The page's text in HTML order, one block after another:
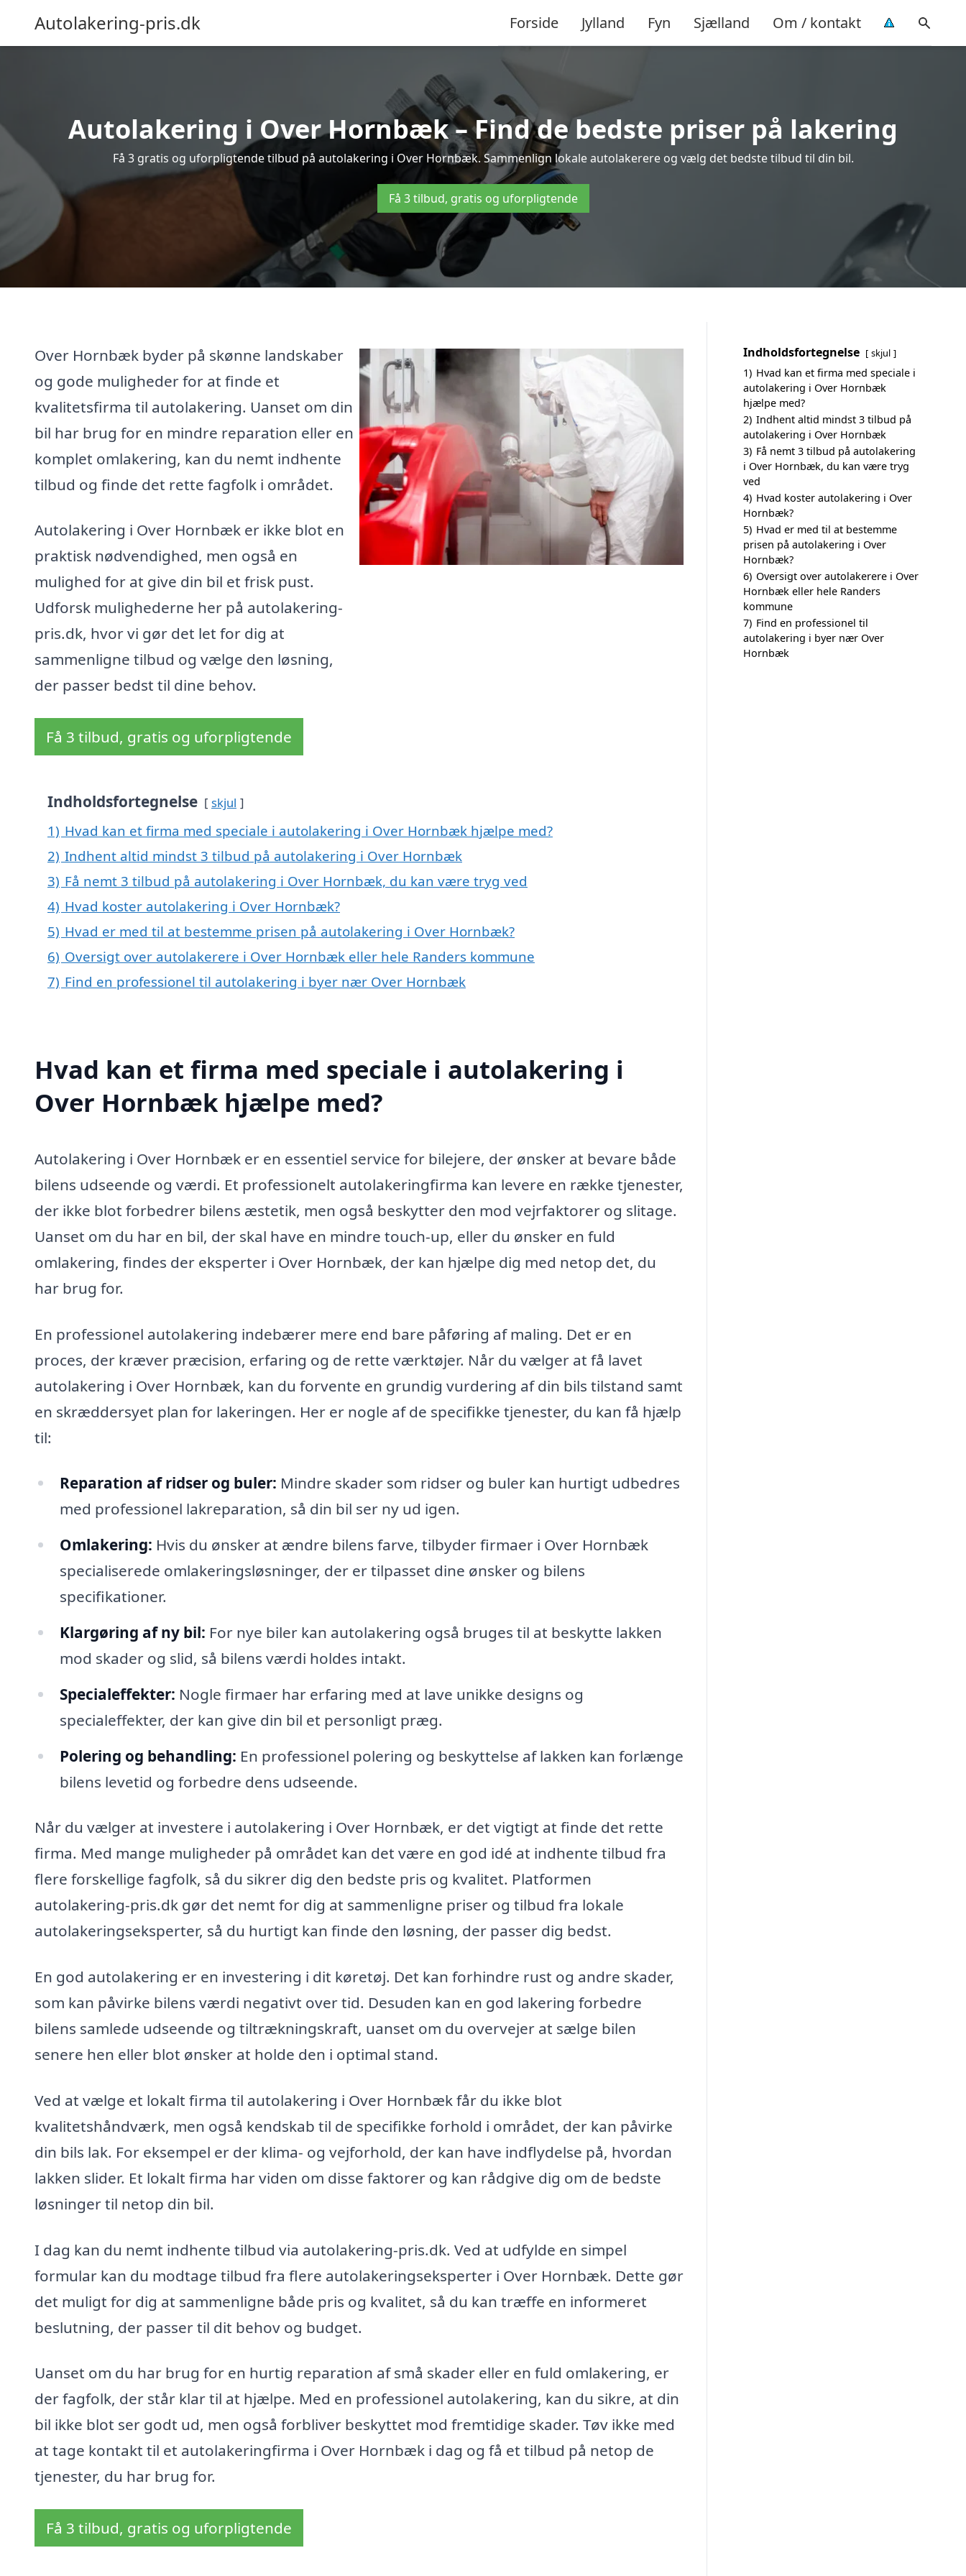
Autolakering-pris.dk Forside Jylland Fyn Sjælland Om / kontakt
Autolakering i Over Hornbæk – Find de bedste priser på lakering
Få 3 gratis og uforpligtende tilbud på autolakering i Over Hornbæk. Sammenlign lokale autolakerere og vælg det bedste tilbud til din bil.
Få 3 tilbud, gratis og uforpligtende
Over Hornbæk byder på skønne landskaber
og gode muligheder for at finde et
kvalitetsfirma til autolakering. Uanset om din
bil har brug for en mindre reparation eller en
komplet omlakering, kan du nemt indhente
tilbud og finde det rette fagfolk i området.
Autolakering i Over Hornbæk er ikke blot en
praktisk nødvendighed, men også en
mulighed for at give din bil et frisk pust.
Udforsk mulighederne her på autolakering-
pris.dk, hvor vi gør det let for dig at
sammenligne tilbud og vælge den løsning,
der passer bedst til dine behov.
Få 3 tilbud, gratis og uforpligtende
Indholdsfortegnelse skjul
1) Hvad kan et firma med speciale i autolakering i Over Hornbæk hjælpe med?
2) Indhent altid mindst 3 tilbud på autolakering i Over Hornbæk
3) Få nemt 3 tilbud på autolakering i Over Hornbæk, du kan være tryg ved
4) Hvad koster autolakering i Over Hornbæk?
5) Hvad er med til at bestemme prisen på autolakering i Over Hornbæk?
6) Oversigt over autolakerere i Over Hornbæk eller hele Randers kommune
7) Find en professionel til autolakering i byer nær Over Hornbæk
Hvad kan et firma med speciale i autolakering i
Over Hornbæk hjælpe med?
Autolakering i Over Hornbæk er en essentiel service for bilejere, der ønsker at bevare både
bilens udseende og værdi. Et professionelt autolakeringfirma kan levere en række tjenester,
der ikke blot forbedrer bilens æstetik, men også beskytter den mod vejrfaktorer og slitage.
Uanset om du har en bil, der skal have en mindre touch-up, eller du ønsker en fuld
omlakering, findes der eksperter i Over Hornbæk, der kan hjælpe dig med netop det, du
har brug for.
En professionel autolakering indebærer mere end bare påføring af maling. Det er en
proces, der kræver præcision, erfaring og de rette værktøjer. Når du vælger at få lavet
autolakering i Over Hornbæk, kan du forvente en grundig vurdering af din bils tilstand samt
en skræddersyet plan for lakeringen. Her er nogle af de specifikke tjenester, du kan få hjælp
til:
Reparation af ridser og buler: Mindre skader som ridser og buler kan hurtigt udbedres
med professionel lakreparation, så din bil ser ny ud igen.
Omlakering: Hvis du ønsker at ændre bilens farve, tilbyder firmaer i Over Hornbæk
specialiserede omlakeringsløsninger, der er tilpasset dine ønsker og bilens
specifikationer.
Klargøring af ny bil: For nye biler kan autolakering også bruges til at beskytte lakken
mod skader og slid, så bilens værdi holdes intakt.
Specialeffekter: Nogle firmaer har erfaring med at lave unikke designs og
specialeffekter, der kan give din bil et personligt præg.
Polering og behandling: En professionel polering og beskyttelse af lakken kan forlænge
bilens levetid og forbedre dens udseende.
Når du vælger at investere i autolakering i Over Hornbæk, er det vigtigt at finde det rette
firma. Med mange muligheder på området kan det være en god idé at indhente tilbud fra
flere forskellige fagfolk, så du sikrer dig den bedste pris og kvalitet. Platformen
autolakering-pris.dk gør det nemt for dig at sammenligne priser og tilbud fra lokale
autolakeringseksperter, så du hurtigt kan finde den løsning, der passer dig bedst.
En god autolakering er en investering i dit køretøj. Det kan forhindre rust og andre skader,
som kan påvirke bilens værdi negativt over tid. Desuden kan en god lakering forbedre
bilens samlede udseende og tiltrækningskraft, uanset om du overvejer at sælge bilen
senere hen eller blot ønsker at holde den i optimal stand.
Ved at vælge et lokalt firma til autolakering i Over Hornbæk får du ikke blot
kvalitetshåndværk, men også kendskab til de specifikke forhold i området, der kan påvirke
din bils lak. For eksempel er der klima- og vejforhold, der kan have indflydelse på, hvordan
lakken slider. Et lokalt firma har viden om disse faktorer og kan rådgive dig om de bedste
løsninger til netop din bil.
I dag kan du nemt indhente tilbud via autolakering-pris.dk. Ved at udfylde en simpel
formular kan du modtage tilbud fra flere autolakeringseksperter i Over Hornbæk. Dette gør
det muligt for dig at sammenligne både pris og kvalitet, så du kan træffe en informeret
beslutning, der passer til dit behov og budget.
Uanset om du har brug for en hurtig reparation af små skader eller en fuld omlakering, er
der fagfolk, der står klar til at hjælpe. Med en professionel autolakering, kan du sikre, at din
bil ikke blot ser godt ud, men også forbliver beskyttet mod fremtidige skader. Tøv ikke med
at tage kontakt til et autolakeringfirma i Over Hornbæk i dag og få et tilbud på netop de
tjenester, du har brug for.
Få 3 tilbud, gratis og uforpligtende
Indholdsfortegnelse skjul
1) Hvad kan et firma med speciale i
autolakering i Over Hornbæk
hjælpe med?
2) Indhent altid mindst 3 tilbud på
autolakering i Over Hornbæk
3) Få nemt 3 tilbud på autolakering
i Over Hornbæk, du kan være tryg
ved
4) Hvad koster autolakering i Over
Hornbæk?
5) Hvad er med til at bestemme
prisen på autolakering i Over
Hornbæk?
6) Oversigt over autolakerere i Over
Hornbæk eller hele Randers
kommune
7) Find en professionel til
autolakering i byer nær Over
Hornbæk